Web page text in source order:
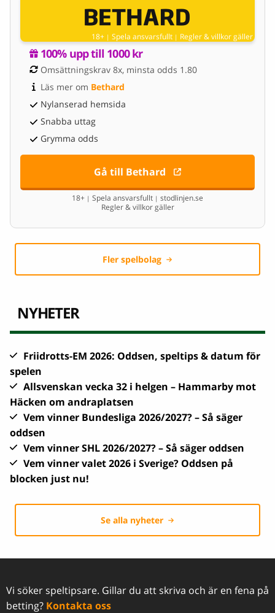
18+ | Spela ansvarsfullt | Regler & villkor gäller
100% upp till 1000 kr
Omsättningskrav 8x, minsta odds 1.80
Läs mer om Bethard
Nylanserad hemsida
Snabba uttag
Grymma odds
Gå till Bethard
18+ | Spela ansvarsfullt | stodlinjen.se
Regler & villkor gäller
Fler spelbolag
NYHETER
Friidrotts-EM 2026: Oddsen, speltips & datum för
spelen
Allsvenskan vecka 32 i helgen – Hammarby mot
Häcken om andraplatsen
Vem vinner Bundesliga 2026/2027? – Så säger
oddsen
Vem vinner SHL 2026/2027? – Så säger oddsen
Vem vinner valet 2026 i Sverige? Oddsen på
blocken just nu!
Se alla nyheter
Vi söker speltipsare. Gillar du att skriva och är en fena på
betting? Kontakta oss